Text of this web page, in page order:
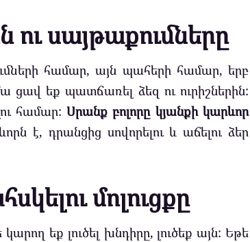
ու սայթաքումները
համար, այն պահերի համար, երբ
ցավ եք պատճառել ձեզ ու ուրիշներին:
համար: Սրանք բոլորը կյանքի կարևոր
է, դրանցից սովորելու և աճելու ձեր
մոլուցքը
եք լուծել խնդիրը, լուծեք այն: Եթե